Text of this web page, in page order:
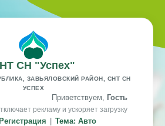
СН "Успех"
ЗАВЬЯЛОВСКИЙ РАЙОН, СНТ СН
УСПЕХ
Приветствуем, Гость
рекламу и ускоряет загрузку
Регистрация Тема: Авто